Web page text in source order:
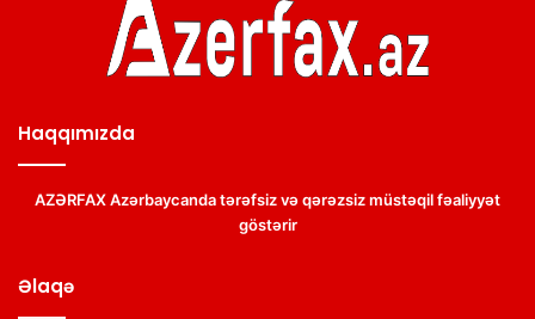
Haqqımızda
AZƏRFAX Azərbaycanda tərəfsiz və qərəzsiz müstəqil fəaliyyət
göstərir
Əlaqə